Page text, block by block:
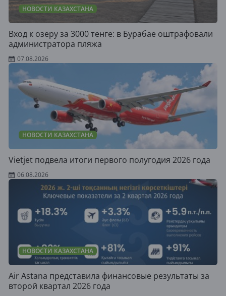
НОВОСТИ КАЗАХСТАНА
Вход к озеру за 3000 тенге: в Бурабае оштрафовали
администратора пляжа
07.08.2026
НОВОСТИ КАЗАХСТАНА
Vietjet подвела итоги первого полугодия 2026 года
06.08.2026
НОВОСТИ КАЗАХСТАНА
Air Astana представила финансовые результаты за
второй квартал 2026 года